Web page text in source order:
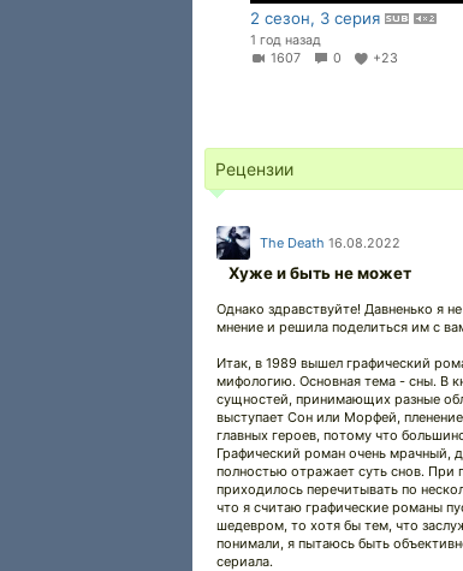
2 сезон, 3 серия
1 год назад
1607
0 +23
Рецензии
The Death 16.08.2022
Хуже и быть не может
Однако здравствуйте! Давненько я
мнение и решила поделиться им с
Итак, в 1989 вышел графический
мифологию. Основная тема - сны. В
сущностей, принимающих разные
выступает Сон или Морфей,
главных героев, потому что
Графический роман очень мрачный,
полностью отражает суть снов. При
приходилось перечитывать по
что я считаю графические романы
шедевром, то хотя бы тем, что
понимали, я пытаюсь быть
сериала.